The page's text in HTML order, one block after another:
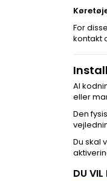
For
kontakt
Al
eller
Den
Du skal
DU VIL